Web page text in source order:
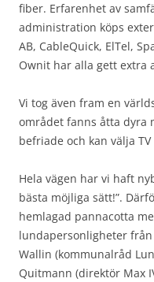
fiber. Erfarenhet av
administration köps
AB, CableQuick, ElTel,
Ownit har alla gett extra
Vi tog även fram en
området fanns åtta dyra
befriade och kan välja
Hela vägen har vi haft
bästa möjliga sätt!”.
hemlagad pannacotta
lundapersonligheter
Wallin (kommunalråd
Quitmann (direktör Max